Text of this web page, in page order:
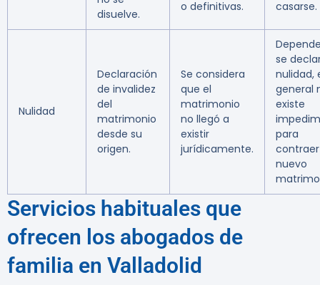
disuelve.
o definitivas.
casarse.
Nulidad
Declaración
de invalidez
del
matrimonio
desde su
origen.
Se considera
que el
matrimonio
no llegó a
existir
jurídicamente.
se
nulidad,
general
existe
para
contraer
nuevo
Servicios habituales que
ofrecen los abogados de
familia en Valladolid